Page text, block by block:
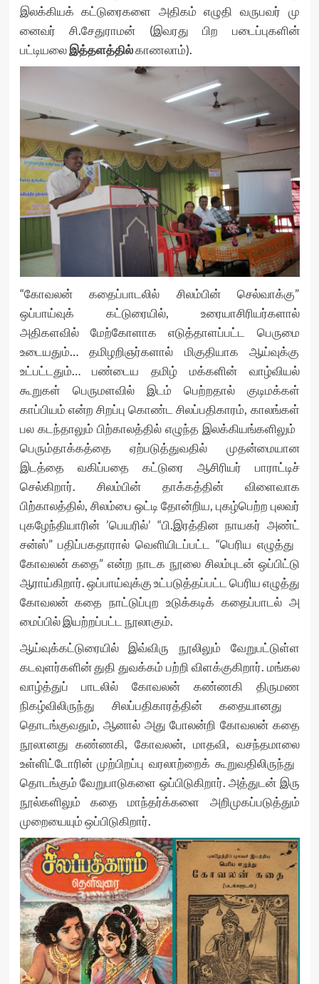
இலக்கியக் கட்டுரைகளை அதிகம் எழுதி வருபவர் மு​
னைவர் சி.​சேதுராமன் (இவரது பிற படைப்புகளின்
பட்டியலைஇத்தளத்தில்காணலாம்).
“கோவலன் கதைப்பாடலில் சிலம்பின் செல்வாக்கு”
ஒப்பாய்வுக் கட்டுரையில், உரையாசிரியர்களால்
அதிகளவில் மேற்கோளாக எடுத்தாளப்பட்ட பெருமை
உடையதும்… தமிழறிஞர்களால் மிகுதியாக ஆய்வுக்கு
உட்பட்டதும்… பண்டைய தமிழ் மக்களின் வாழ்வியல்
கூறுகள் பெருமளவில் இடம் பெற்றதால் குடிமக்கள்
காப்பியம் என்ற சிறப்பு கொண்ட சிலப்பதிகாரம், காலங்கள்
பல கடந்தாலும் பிற்காலத்தில் எழுந்த இலக்கியங்களிலும் ​
பெரும்தாக்கத்​தை ஏற்படுத்துவதில் முதன்​மையான
இடத்தை வகிப்பதை கட்டுரை ஆசிரியர் பாராட்டிச்
செல்கிறார். சிலம்பின் தாக்கத்தின் விளைவாக
பிற்காலத்தில், சிலம்பை ஒட்டி தோன்றிய, புகழ்​பெற்ற புலவர்
புக​ழேந்தியாரின் ​’பெயரில்’ “பி.இரத்தின நாயகர் அண்ட்
சன்ஸ்” பதிப்பகதாரால் வெளியிடப்பட்ட “பெரிய எழுத்து ​
கோவலன் க​தை” என்ற நாடக நூலை சிலம்புடன் ஒப்பிட்டு
ஆராய்கிறார். ஒப்பாய்வுக்கு உட்படுத்தப்பட்ட பெரிய எழுத்து
​கோவலன் க​தை நாட்டுப்புற உடுக்கடிக் கதைப்பாடல் அ​
மைப்பி​ல் இயற்றப்பட்ட நூலாகும்.
ஆய்வுக்கட்டுரையில் இவ்விரு நூலிலும் வேறுபட்டுள்ள
கடவுளர்களின் துதி துவக்கம் பற்றி விளக்குகிறார். மங்கல
வாழ்த்துப் பாடலில் ​கோவலன் கண்ணகி திருமண
நிகழ்விலிருந்து சிலப்பதிகாரத்தின் க​தையானது ​​
தொடங்குவதும், ஆனால் அது போலன்றி கோவலன் கதை
நூலானது கண்ணகி, ​கோவலன், மாதவி, வசந்தமா​லை
உள்ளி​ட்டோரின் முற்பிறப்பு வரலாற்​றைக் கூறுவதிலிருந்து ​
தொடங்கும் வேறுபாடுகளை ஒப்பிடுகிறார். அத்துடன் இரு
நூல்களிலும் கதை மாந்தர்க்களை அறிமுகப்படுத்தும்
முறையையும் ஒப்பிடுகிறார்.